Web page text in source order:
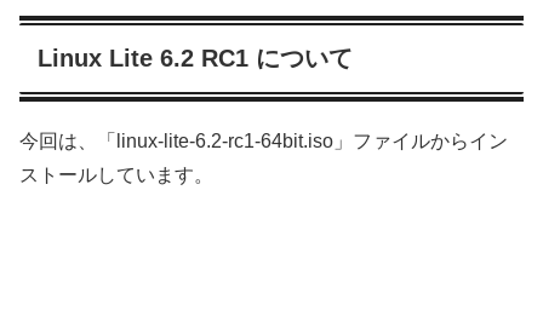
Linux Lite 6.2 RC1 について
今回は、「linux-lite-6.2-rc1-64bit.iso」ファイルからイン
ストールしています。